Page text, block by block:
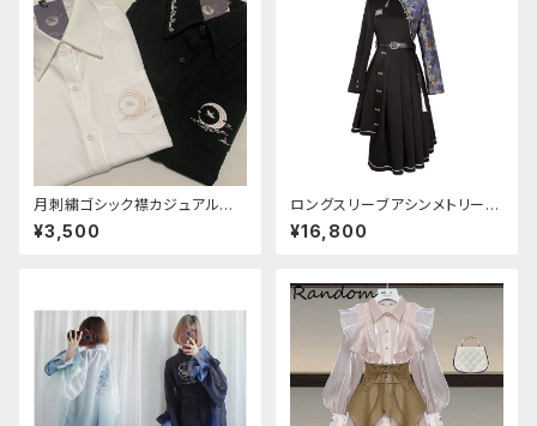
月刺繍ゴシック襟カジュアルブラ
ウス(長袖)
¥3,500
ロングスリーブアシンメトリーチ
ャイナドレス
¥16,800